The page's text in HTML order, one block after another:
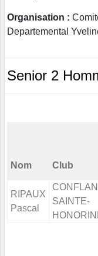
Organisation :
Departemental
Senior 2
Nom Club
RIPAUX
Pascal
SAINTE-